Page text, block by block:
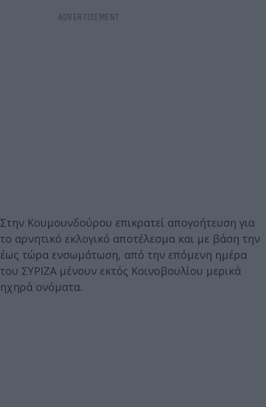
Στην Κουμουνδούρου επικρατεί απογοήτευση για
το αρνητικό εκλογικό αποτέλεσμα και με βάση την
έως τώρα ενσωμάτωση, από την επόμενη ημέρα
του ΣΥΡΙΖΑ μένουν εκτός Κοινοβουλίου μερικά
ηχηρά ονόματα.